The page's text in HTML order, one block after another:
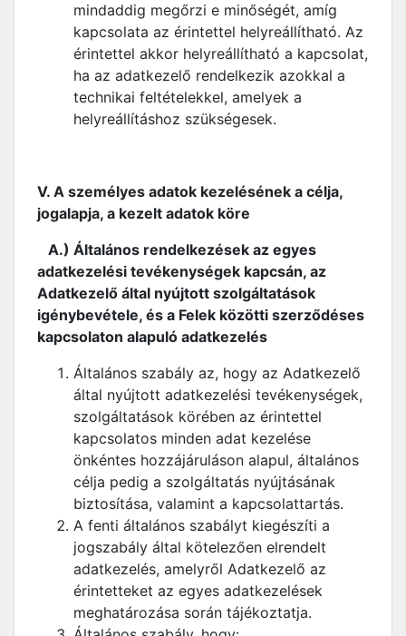
mindaddig megőrzi e minőségét, amíg
kapcsolata az érintettel helyreállítható. Az
érintettel akkor helyreállítható a kapcsolat,
ha az adatkezelő rendelkezik azokkal a
technikai feltételekkel, amelyek a
helyreállításhoz szükségesek.
V. A személyes adatok kezelésének a célja,
jogalapja, a kezelt adatok köre
A.) Általános rendelkezések az egyes
adatkezelési tevékenységek kapcsán, az
Adatkezelő által nyújtott szolgáltatások
igénybevétele, és a Felek közötti szerződéses
kapcsolaton alapuló adatkezelés
Általános szabály az, hogy az Adatkezelő
által nyújtott adatkezelési tevékenységek,
szolgáltatások körében az érintettel
kapcsolatos minden adat kezelése
önkéntes hozzájáruláson alapul, általános
célja pedig a szolgáltatás nyújtásának
biztosítása, valamint a kapcsolattartás.
A fenti általános szabályt kiegészíti a
jogszabály által kötelezően elrendelt
adatkezelés, amelyről Adatkezelő az
érintetteket az egyes adatkezelések
meghatározása során tájékoztatja.